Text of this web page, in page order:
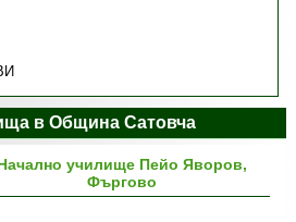
в Община Сатовча
училище Пейо Яворов,
Фъргово